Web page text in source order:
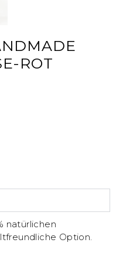
ROT
natürlichen
Option.